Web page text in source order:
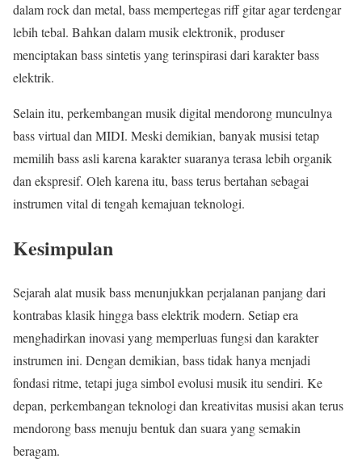
dalam rock dan metal, bass mempertegas riff gitar agar terdengar
lebih tebal. Bahkan dalam musik elektronik, produser
menciptakan bass sintetis yang terinspirasi dari karakter bass
elektrik.
Selain itu, perkembangan musik digital mendorong munculnya
bass virtual dan MIDI. Meski demikian, banyak musisi tetap
memilih bass asli karena karakter suaranya terasa lebih organik
dan ekspresif. Oleh karena itu, bass terus bertahan sebagai
instrumen vital di tengah kemajuan teknologi.
Kesimpulan
Sejarah alat musik bass menunjukkan perjalanan panjang dari
kontrabas klasik hingga bass elektrik modern. Setiap era
menghadirkan inovasi yang memperluas fungsi dan karakter
instrumen ini. Dengan demikian, bass tidak hanya menjadi
fondasi ritme, tetapi juga simbol evolusi musik itu sendiri. Ke
depan, perkembangan teknologi dan kreativitas musisi akan terus
mendorong bass menuju bentuk dan suara yang semakin
beragam.